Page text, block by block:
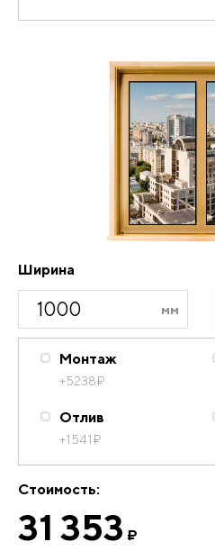
Ширина
Монтаж
+5238₽
Отлив
+1541₽
Стоимость:
31 353 ₽